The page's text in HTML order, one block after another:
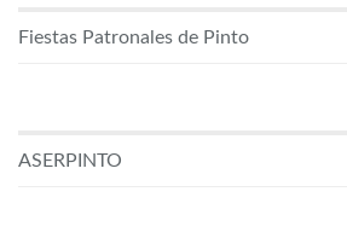
Fiestas Patronales de Pinto
ASERPINTO